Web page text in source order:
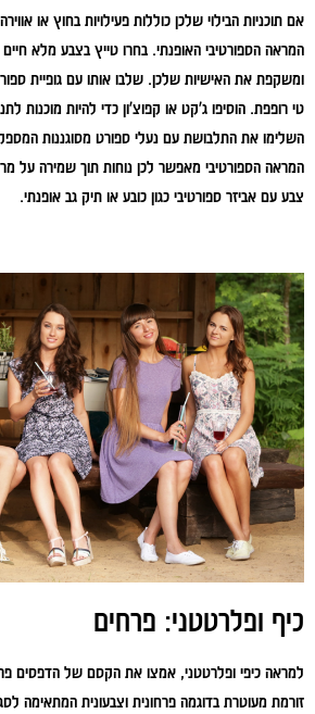
אם תוכניות הבילוי שלכן כוללות פעילויות בחוץ או
המראה הספורטיבי האופנתי. בחרו טייץ בצבע מלא
ומשקפת את האישיות שלכן. שלבו אותו עם גופיית
טי רופפת. הוסיפו ג'קט או קפוצ'ון כדי להיות מוכנות
השלימו את התלבושת עם נעלי ספורט מסוגננות
המראה הספורטיבי מאפשר לכן נוחות תוך שמירה על
צבע עם אביזר ספורטיבי כגון כובע או תיק גב אופנתי.
כיף ופלרטטני: פרחים
למראה כיפי ופלרטטני, אמצו את הקסם של הדפסים
זורמת מעוטרת בדוגמה פרחונית וצבעונית המתאימה